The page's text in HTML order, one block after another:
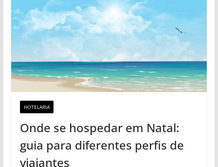
HOTELARIA
Onde se hospedar em Natal:
guia para diferentes perfis de
viajantes